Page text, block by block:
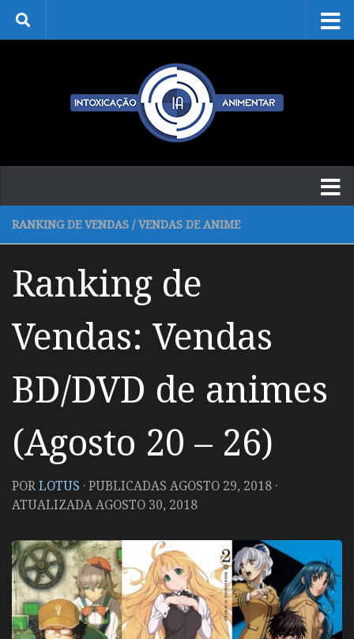
Skip to content
RANKING DE VENDAS / VENDAS DE ANIME
Ranking de
Vendas: Vendas
BD/DVD de animes
(Agosto 20 – 26)
PORLOTUS · PUBLICADAS AGOSTO 29, 2018 ·
ATUALIZADAAGOSTO 30, 2018